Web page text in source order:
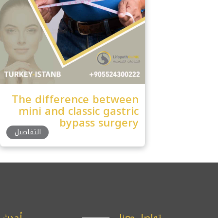
The difference between
mini and classic gastric
bypass surgery التفاصيل